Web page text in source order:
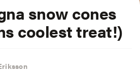
snow cones
coolest treat!)